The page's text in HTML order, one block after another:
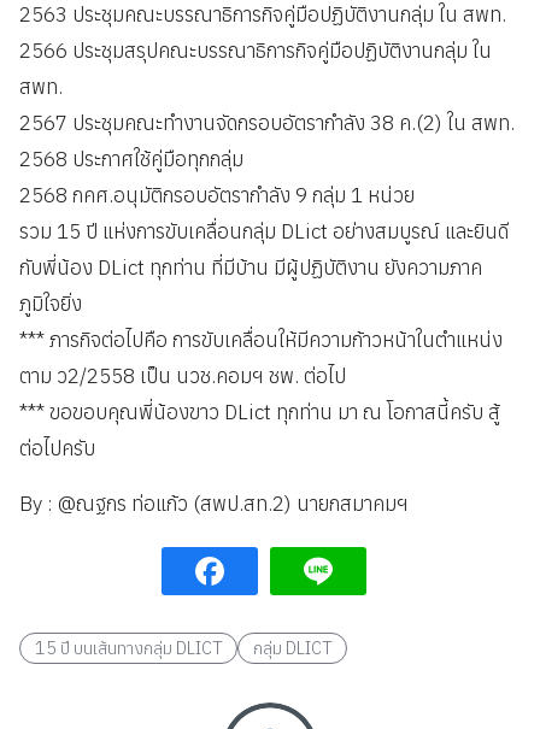
2563 ประชุมคณะบรรณาธิการกิจคู่มือปฏิบัติงานกลุ่ม ใน สพท.
2566 ประชุมสรุปคณะบรรณาธิการกิจคู่มือปฏิบัติงานกลุ่ม ใน
สพท.
2567 ประชุมคณะทำงานจัดกรอบอัตรากำลัง 38 ค.(2) ใน สพท.
2568 ประกาศใช้คู่มือทุกกลุ่ม
2568 กคศ.อนุมัติกรอบอัตรากำลัง 9 กลุ่ม 1 หน่วย
รวม 15 ปี แห่งการขับเคลื่อนกลุ่ม DLict อย่างสมบูรณ์ และยินดี
กับพี่น้อง DLict ทุกท่าน ที่มีบ้าน มีผู้ปฏิบัติงาน ยังความภาค
ภูมิใจยิ่ง
*** ภารกิจต่อไปคือ การขับเคลื่อนให้มีความก้าวหน้าในตำแหน่ง
ตาม ว2/2558 เป็น นวช.คอมฯ ชพ. ต่อไป
*** ขอขอบคุณพี่น้องขาว DLict ทุกท่าน มา ณ โอกาสนี้ครับ สู้
ต่อไปครับ
By : @ณฐกร ท่อแก้ว (สพป.สท.2) นายกสมาคมฯ
15 ปี บนเส้นทางกลุ่ม DLICT กลุ่ม DLICT